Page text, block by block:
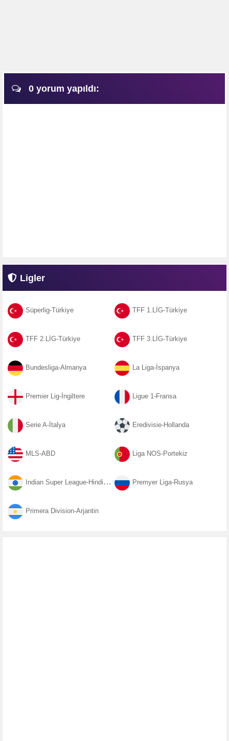
0 yorum yapıldı:
Ligler
Süperlig-Türkiye TFF 1.LİG-Türkiye
TFF 2.LİG-Türkiye TFF 3.LİG-Türkiye
Bundesliga-Almanya La Liga-İspanya
Premier Lig-İngiltere Ligue 1-Fransa
Serie A-İtalya Eredivisie-Hollanda
MLS-ABD Liga NOS-Portekiz
Indian Super League-Hindistan Premyer Liga-Rusya
Primera Division-Arjantin